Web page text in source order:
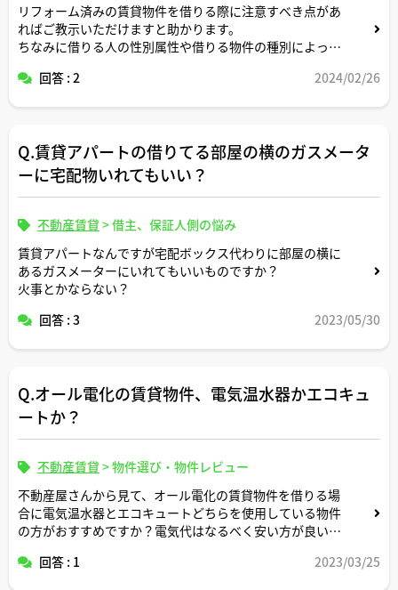
リフォーム済みの賃貸物件を借りる際に注意すべき点があ
ればご教示いただけますと助かります。
ちなみに借りる人の性別属性や借りる物件の種別によって
回答 : 2 2024/02/26
Q.賃貸アパートの借りてる部屋の横のガスメータ
ーに宅配物いれてもいい？
不動産賃貸 >借主、保証人側の悩み
賃貸アパートなんですが宅配ボックス代わりに部屋の横に
あるガスメーターにいれてもいいものですか？
火事とかならない？
回答 : 3
2023/05/30
Q.オール電化の賃貸物件、電気温水器かエコキュ
ートか？
不動産賃貸 >物件選び・物件レビュー
不動産屋さんから見て、オール電化の賃貸物件を借りる場
合に電気温水器とエコキュートどちらを使用している物件
の方がおすすめですか？電気代はなるべく安い方が良いの
回答 : 1 2023/03/25